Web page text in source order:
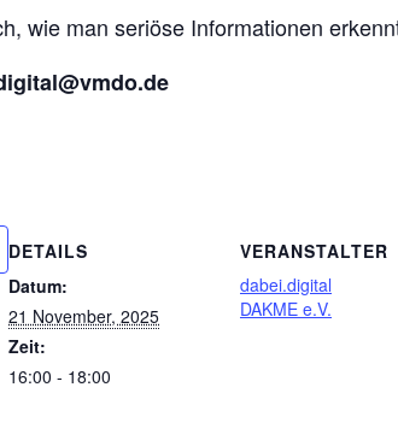
wie man seriöse Informationen
DETAILS
Datum:
21 November, 2025
Zeit:
16:00 - 18:00
VERANSTALTER
dabei.digital
DAKME e.V.